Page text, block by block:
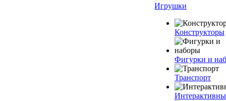
Игрушки
Конструкторы
Фигурки и
Транспорт